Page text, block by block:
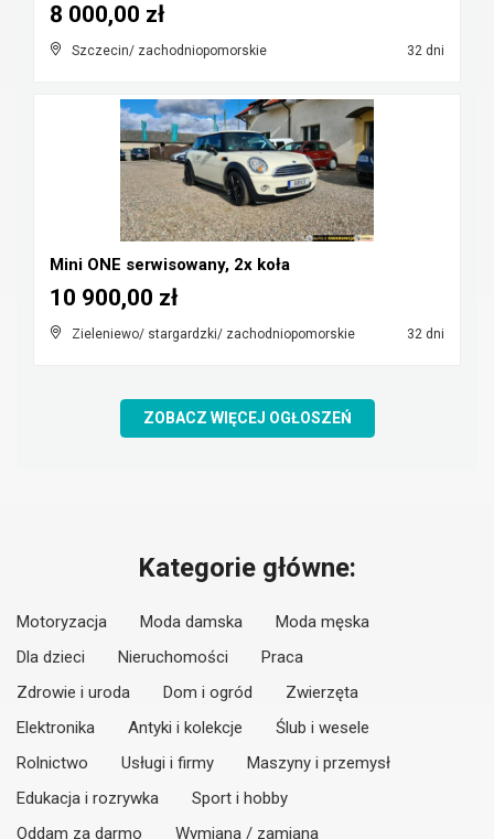
Szczecin/ zachodniopomorskie 32 dni
8 000,00 zł
Mini ONE serwisowany, 2x koła
Zieleniewo/ stargardzki/ zachodniopomorskie 32 dni
10 900,00 zł
ZOBACZ WIĘCEJ OGŁOSZEŃ
Kategorie główne:
Motoryzacja Moda damska
Moda męska
Dla dzieci
Nieruchomości
Praca
Zdrowie i uroda
Dom i ogród
Zwierzęta
Elektronika
Antyki i kolekcje
Ślub i wesele
Rolnictwo
Usługi i firmy
Maszyny i przemysł
Edukacja i rozrywka
Sport i hobby
Oddam za darmo
Wymiana / zamiana